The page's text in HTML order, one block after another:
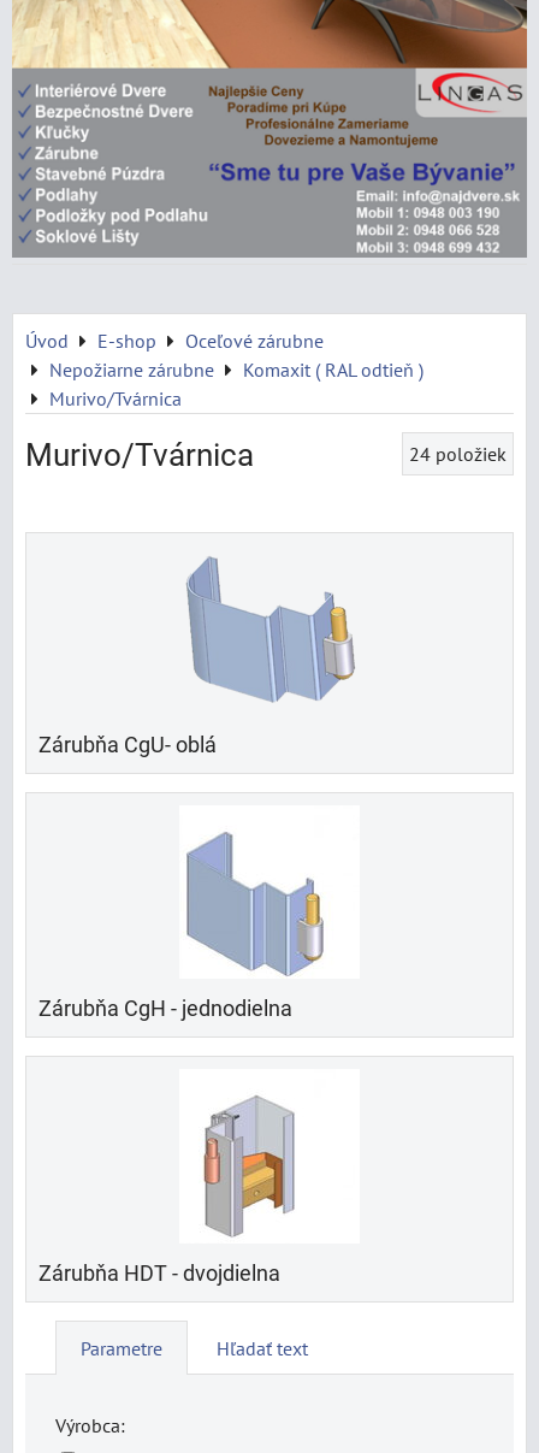
Úvod E-shop
Oceľové zárubne
Nepožiarne zárubne
Komaxit ( RAL odtieň )
Murivo/Tvárnica
Murivo/Tvárnica 24 položiek
Zárubňa CgU- oblá
Zárubňa CgH - jednodielna
Zárubňa HDT - dvojdielna
Parametre Hľadať text
Výrobca: